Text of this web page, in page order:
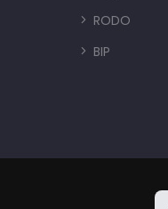
RODO
BIP